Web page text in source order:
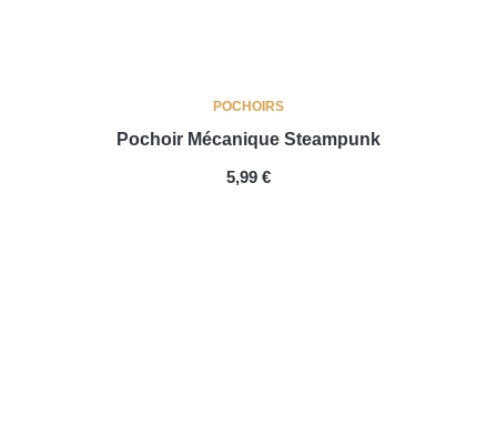
POCHOIRS
Pochoir Mécanique Steampunk
PRIX
5,99 €